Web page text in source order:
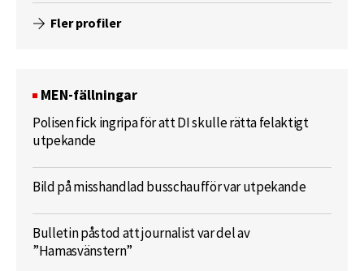
Fler profiler
MEN-fällningar
Polisen fick ingripa för att DI skulle rätta felaktigt
utpekande
Bild på misshandlad busschaufför var utpekande
Bulletin påstod att journalist var del av
”Hamasvänstern”